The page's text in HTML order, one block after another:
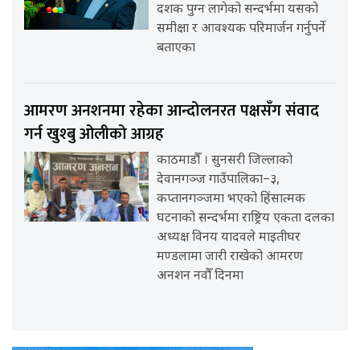
दशक पुग्न लागेको सन्दर्भमा यसको
समीक्षा र आवश्यक परिमार्जन गर्नुपर्ने
बताएका
आमरण अनशनमा रहेका आन्दोलनरत पक्षसँग संवाद
गर्न खुश्बु ओलीको आग्रह
काठमाडौँ । सुनसरी जिल्लाको
देवानगञ्ज गाउँपालिका–३,
कप्तानगञ्जमा भएको हिंसात्मक
घटनाको सन्दर्भमा राष्ट्रिय एकता दलका
अध्यक्ष विनय यादवले माइतीघर
मण्डलामा जारी राखेको आमरण
अनशन नवौँ दिनमा